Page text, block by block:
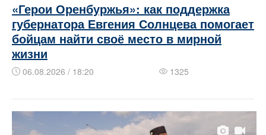
«Герои Оренбуржья»: как поддержка
губернатора Евгения Солнцева помогает
бойцам найти своё место в мирной
жизни
06.08.2026 / 18:20 1325